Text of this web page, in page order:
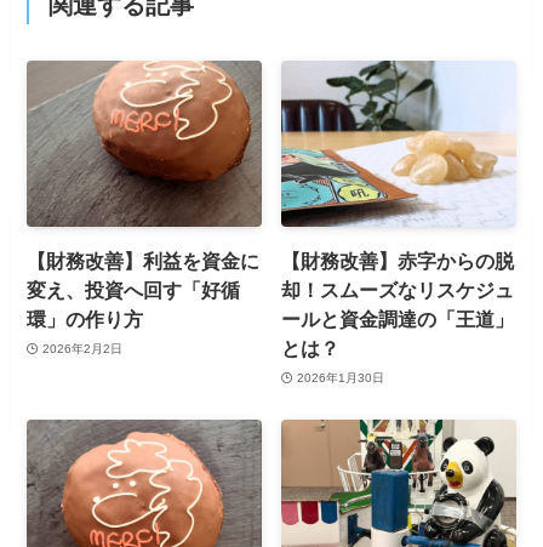
【財務改善】利益を資金に
変え、投資へ回す「好循
環」の作り方
2026年2月2日
【財務改善】赤字からの脱
却！スムーズなリスケジュ
ールと資金調達の「王道」
とは？
2026年1月30日